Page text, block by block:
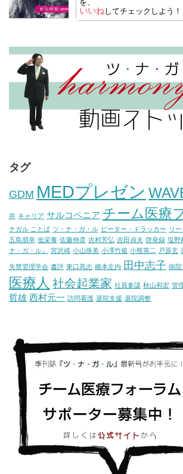
を、
いいねしてチェックしよう！
タグ
GDM MEDプレゼン
井 キャリア サルコペニア チーム医療
ナガル ことば ツ・ナ・ガ・ル ピーター・ドラッカー リ
五島朋幸 低栄養 佐藤伸彦 吉村芳弘 吉田貞夫 啓発録 塩野
ナ・ガ・ル』
宮沢靖 小山珠美 小澤竹俊 小熊英二 戸原玄
失禁管理学会 書評 東口髙志 橋本左内 田中志子 病院
医療人 社会起業家 社員参謀 秋山和宏 管
哲雄 西村元一 訪問看護 退院支援 退院調整